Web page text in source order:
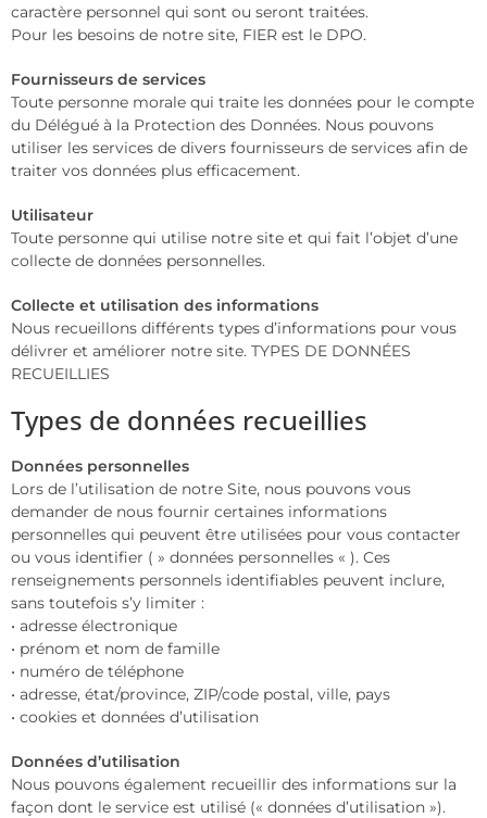
caractère personnel qui sont ou seront traitées.
Pour les besoins de notre site, FIER est le DPO.
Fournisseurs de services
Toute personne morale qui traite les données pour le compte
du Délégué à la Protection des Données. Nous pouvons
utiliser les services de divers fournisseurs de services afin de
traiter vos données plus efficacement.
Utilisateur
Toute personne qui utilise notre site et qui fait l’objet d’une
collecte de données personnelles.
Collecte et utilisation des informations
Nous recueillons différents types d’informations pour vous
délivrer et améliorer notre site. TYPES DE DONNÉES
RECUEILLIES
Types de données recueillies
Données personnelles
Lors de l’utilisation de notre Site, nous pouvons vous
demander de nous fournir certaines informations
personnelles qui peuvent être utilisées pour vous contacter
ou vous identifier ( » données personnelles « ). Ces
renseignements personnels identifiables peuvent inclure,
sans toutefois s’y limiter :
• adresse électronique
• prénom et nom de famille
• numéro de téléphone
• adresse, état/province, ZIP/code postal, ville, pays
• cookies et données d’utilisation
Données d’utilisation
Nous pouvons également recueillir des informations sur la
façon dont le service est utilisé (« données d’utilisation »).